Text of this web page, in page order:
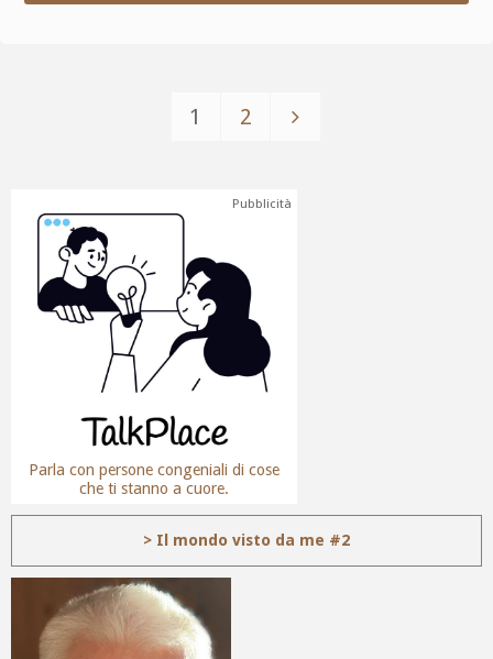
1 2
Pubblicità
Parla con persone congeniali di cose
che ti stanno a cuore.
> Il mondo visto da me #2